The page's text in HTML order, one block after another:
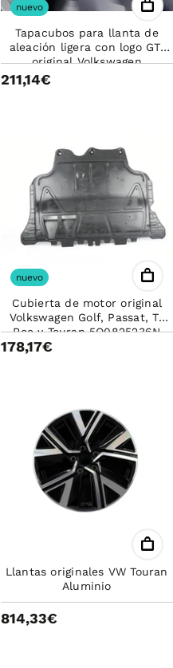
Tapacubos para llanta de
aleación ligera con logo GTI
original Volkswagen
211,14€
nuevo
Cubierta de motor original
Volkswagen Golf, Passat, T-
Roc y Touran 5Q0825236N
178,17€
nuevo
Llantas originales VW Touran
Aluminio
814,33€